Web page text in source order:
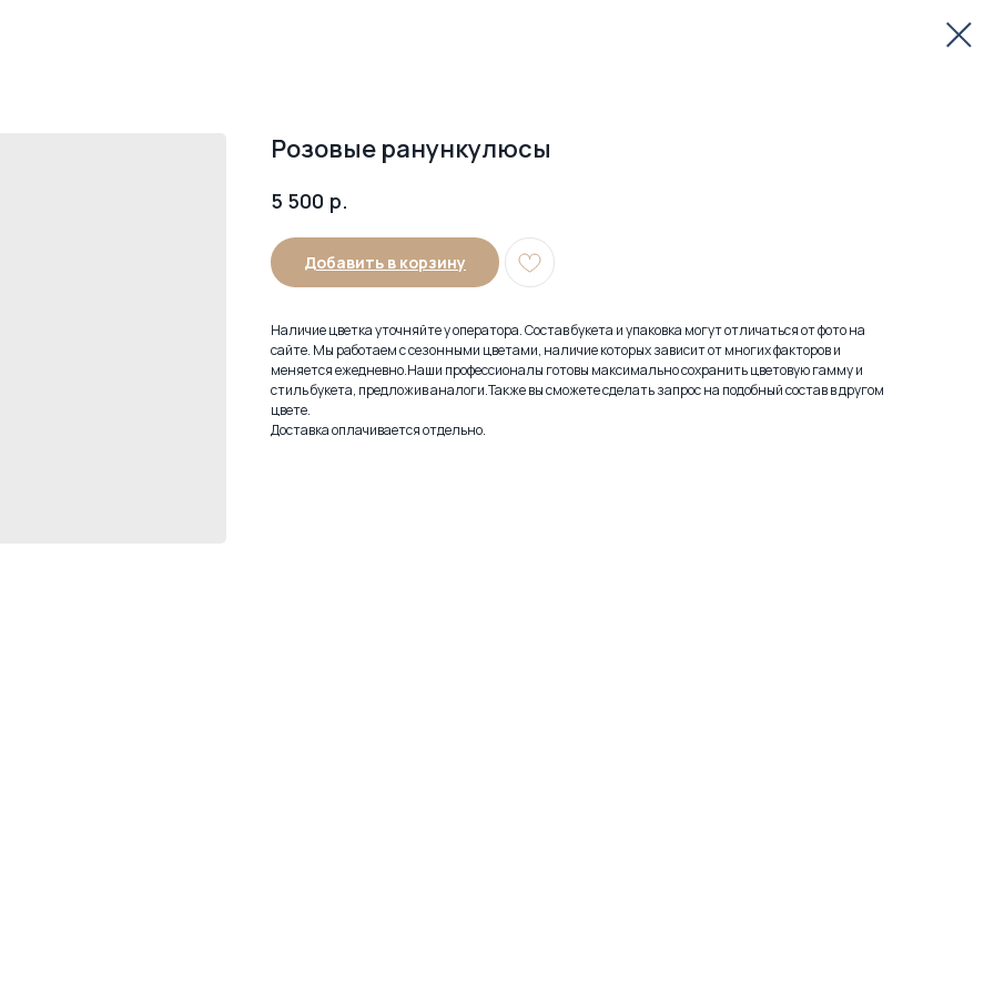
Розовые ранункулюсы
5 500 р.
Добавить в корзину
Наличие цветка уточняйте у оператора. Состав букета и упаковка могут отличаться от фото на
сайте. Мы работаем с сезонными цветами, наличие которых зависит от многих факторов и
меняется ежедневно.Наши профессионалы готовы максимально сохранить цветовую гамму и
стиль букета, предложив аналоги.Также вы сможете сделать запрос на подобный состав в другом
цвете.
Доставка оплачивается отдельно.